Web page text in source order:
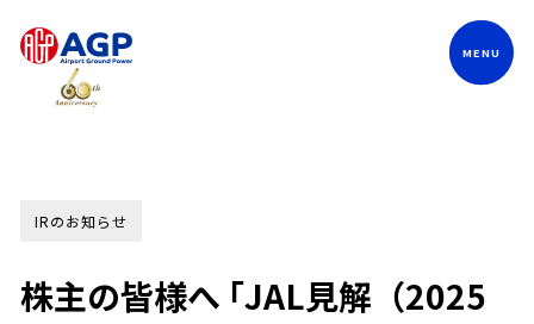
IRのお知らせ
株主の皆様へ ｢JAL見解（2025